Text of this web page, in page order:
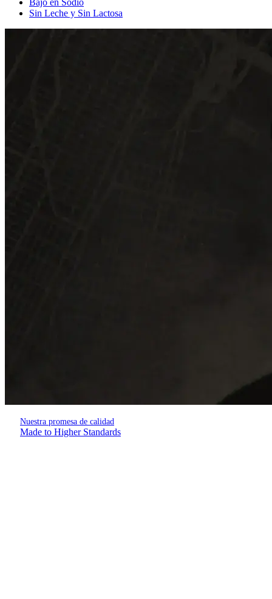
Sin Leche y Sin Lactosa
Nuestra promesa de calidad
Made to Higher Standards